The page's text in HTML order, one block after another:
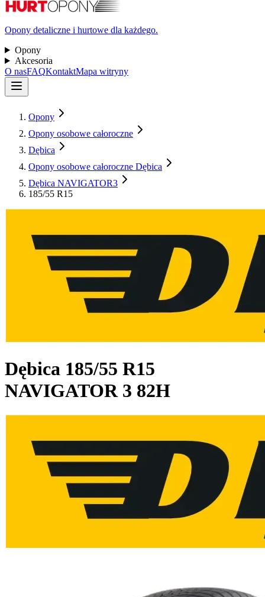
Opony detaliczne i hurtowe dla każdego.
Opony
Akcesoria
O nasFAQKontaktMapa witryny
Opony
Opony osobowe całoroczne
Dębica
Opony osobowe całoroczne Dębica
Dębica NAVIGATOR3
185/55 R15
Dębica 185/55 R15
NAVIGATOR 3 82H